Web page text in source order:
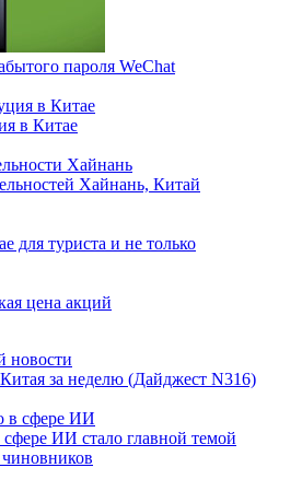
пароля WeChat
в Китае
Хайнань, Китай
для туриста и не только
цена акций
за неделю (Дайджест N316)
ИИ стало главной темой